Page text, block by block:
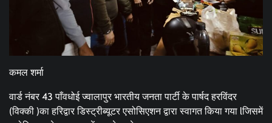
कमल शर्मा
वार्ड नंबर 43 पाँवधोई ज्वालापुर भारतीय जनता पार्टी के पार्षद हरविंदर
(विक्की )का हरिद्वार डिस्ट्रीब्यूटर एसोसिएशन द्वारा स्वागत किया गया lजिसमें